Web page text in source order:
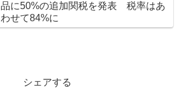
品に50%の追加関税を発表 税率はあ
わせて84%に
シェアする